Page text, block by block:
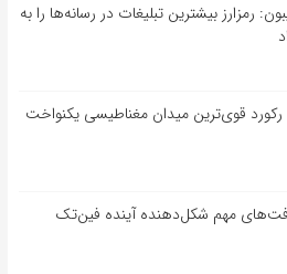
رمزارز بیشترین تبلیغات در رسانه‌ها را به
قوی‌ترین میدان مغناطیسی یکنواخت
مهم شکل‌دهنده آینده فین‌تک